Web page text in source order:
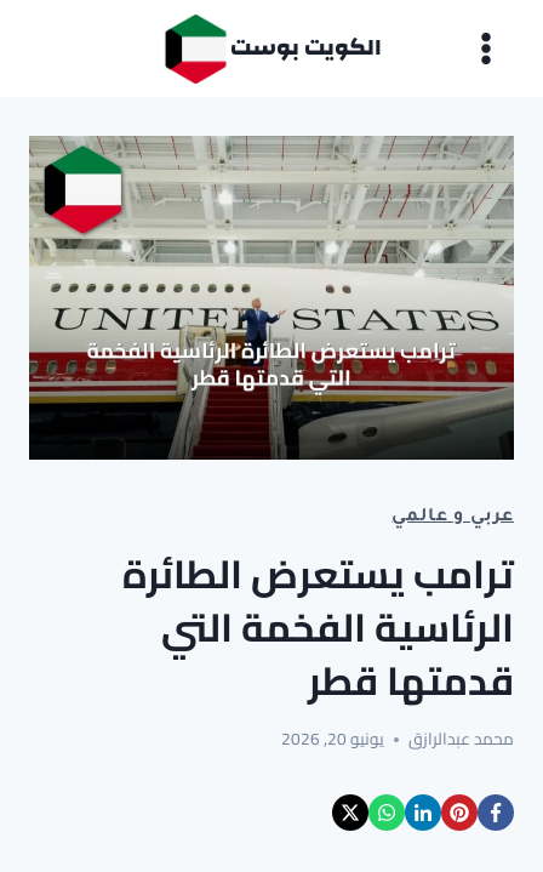
الكويت بوست
عربي و عالمي
ترامب يستعرض الطائرة
الرئاسية الفخمة التي
قدمتها قطر
محمد عبدالرازق يونيو 20, 2026